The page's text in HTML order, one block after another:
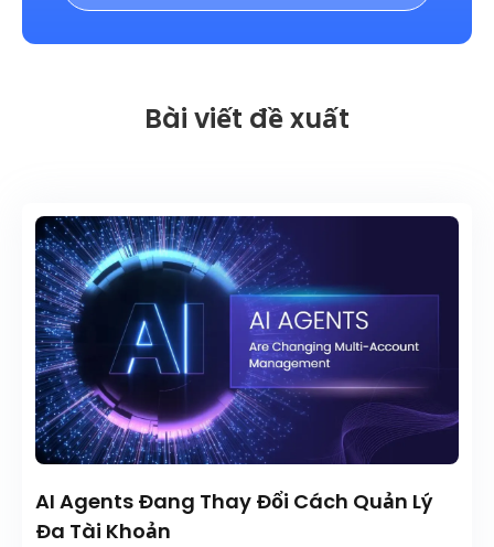
Bài viết đề xuất
AI Agents Đang Thay Đổi Cách Quản Lý
Đa Tài Khoản